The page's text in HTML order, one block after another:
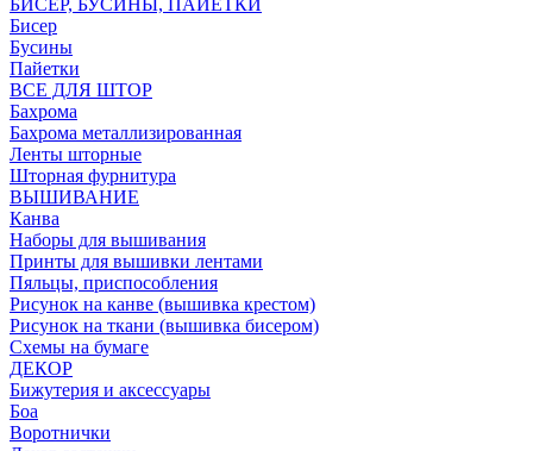
БИСЕР, БУСИНЫ, ПАЙЕТКИ
Бисер
Бусины
Пайетки
ВСЕ ДЛЯ ШТОР
Бахрома
Бахрома металлизированная
Ленты шторные
Шторная фурнитура
ВЫШИВАНИЕ
Канва
Наборы для вышивания
Принты для вышивки лентами
Пяльцы, приспособления
Рисунок на канве (вышивка крестом)
Рисунок на ткани (вышивка бисером)
Схемы на бумаге
ДЕКОР
Бижутерия и аксессуары
Боа
Воротнички